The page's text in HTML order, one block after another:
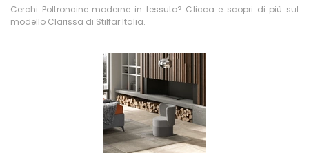
Cerchi Poltroncine moderne in tessuto? Clicca e scopri di più sul
modello Clarissa di Stilfar Italia.